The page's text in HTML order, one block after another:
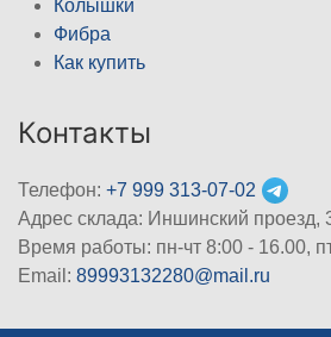
Колышки
Фибра
Как купить
Контакты
Телефон: +7 999 313-07-02
Адрес склада: Иншинский проезд,
Время работы: пн-чт 8:00 - 16.00,
Email: 89993132280@mail.ru